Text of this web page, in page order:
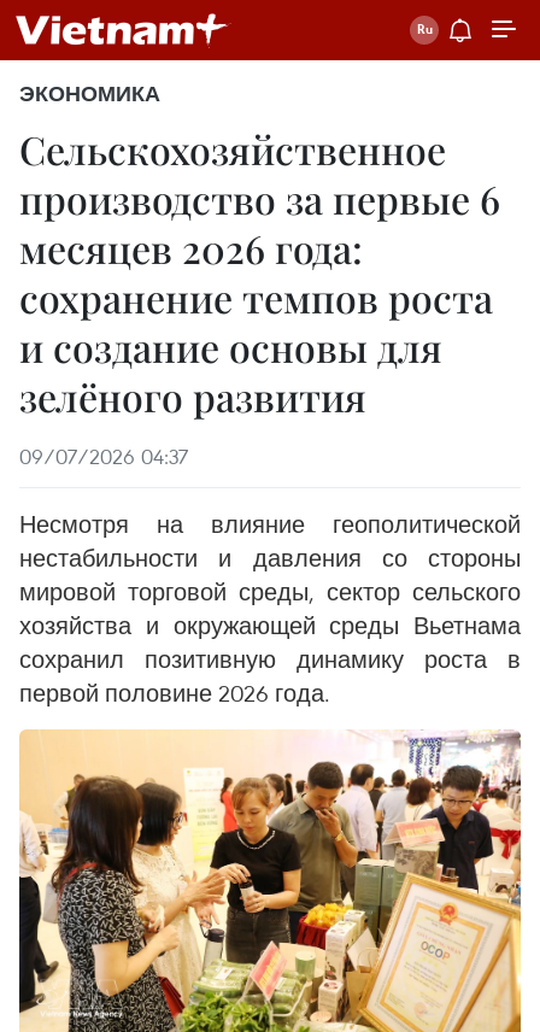
ЭКОНОМИКА
Сельскохозяйственное
производство за первые 6
месяцев 2026 года:
сохранение темпов роста
и создание основы для
зелёного развития
09/07/2026 04:37
Несмотря на влияние геополитической
нестабильности и давления со стороны
мировой торговой среды, сектор сельского
хозяйства и окружающей среды Вьетнама
сохранил позитивную динамику роста в
первой половине 2026 года.